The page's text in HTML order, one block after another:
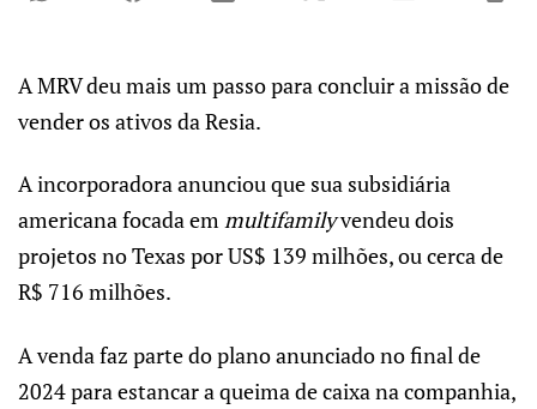
A MRV deu mais um passo para concluir a missão de
vender os ativos da Resia.
A incorporadora anunciou que sua subsidiária
americana focada emmultifamilyvendeu dois
projetos no Texas por US$ 139 milhões, ou cerca de
R$ 716 milhões.
A venda faz parte do plano anunciado no final de
2024 para estancar a queima de caixa na companhia,